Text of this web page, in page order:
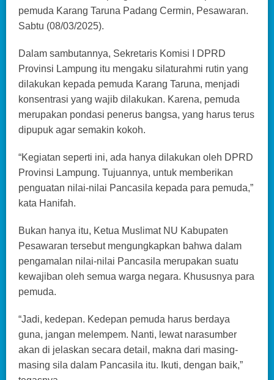
pemuda Karang Taruna Padang Cermin, Pesawaran.
Sabtu (08/03/2025).
Dalam sambutannya, Sekretaris Komisi I DPRD
Provinsi Lampung itu mengaku silaturahmi rutin yang
dilakukan kepada pemuda Karang Taruna, menjadi
konsentrasi yang wajib dilakukan. Karena, pemuda
merupakan pondasi penerus bangsa, yang harus terus
dipupuk agar semakin kokoh.
“Kegiatan seperti ini, ada hanya dilakukan oleh DPRD
Provinsi Lampung. Tujuannya, untuk memberikan
penguatan nilai-nilai Pancasila kepada para pemuda,”
kata Hanifah.
Bukan hanya itu, Ketua Muslimat NU Kabupaten
Pesawaran tersebut mengungkapkan bahwa dalam
pengamalan nilai-nilai Pancasila merupakan suatu
kewajiban oleh semua warga negara. Khususnya para
pemuda.
“Jadi, kedepan. Kedepan pemuda harus berdaya
guna, jangan melempem. Nanti, lewat narasumber
akan di jelaskan secara detail, makna dari masing-
masing sila dalam Pancasila itu. Ikuti, dengan baik,”